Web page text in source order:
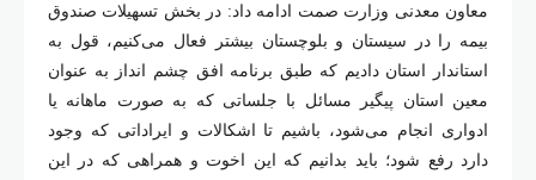
معاون معدنی وزارت صمت ادامه داد: در بخش تسهیلات صندوق
بیمه را در سیستان و بلوچستان بیشتر فعال می‌کنیم، قول به
استاندار استان دادیم که طبق برنامه افق چشم انداز به عنوان
معین استان پیگیر مسائل با جلساتی که به صورت ماهانه یا
ادواری انجام می‌شود، باشیم تا اشکالات و ایراداتی که وجود
دارد رفع شود؛ باید بدانیم که این اخوت و همراهی که در این